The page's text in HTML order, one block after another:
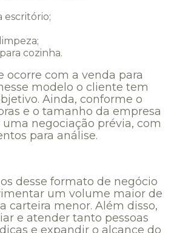
escritório;
cozinha.
ocorre com a venda para
modelo o cliente tem
Ainda, conforme o
e o tamanho da empresa
negociação prévia, com
para análise.
desse formato de negócio
um volume maior de
carteira menor. Além disso,
e atender tanto pessoas
e expandir o alcance do